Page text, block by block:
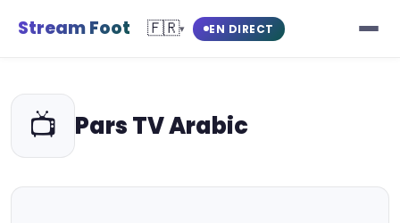
Stream Foot 🇫🇷▾ EN DIRECT
📺 Pars TV Arabic